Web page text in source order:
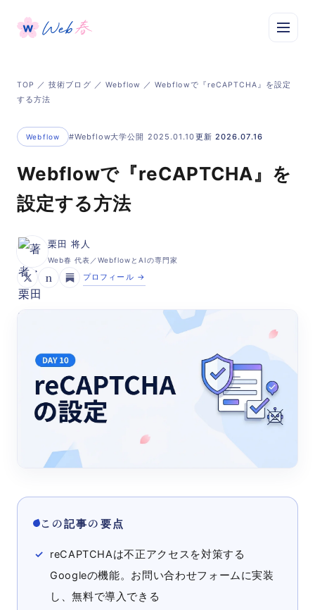
TOP ／技術ブログ ／ Webflow
／ Webflowで『reCAPTCHA』を設定
する方法
Webflow #Webflow大学公開 2025.01.10更新 2026.07.16
Webflowで『reCAPTCHA』を
設定する方法
栗田 将人
Web春 代表／WebflowとAIの専門家
n プロフィール →
この記事の要点
reCAPTCHAは不正アクセスを対策する
Googleの機能。お問い合わせフォームに実装
し、無料で導入できる